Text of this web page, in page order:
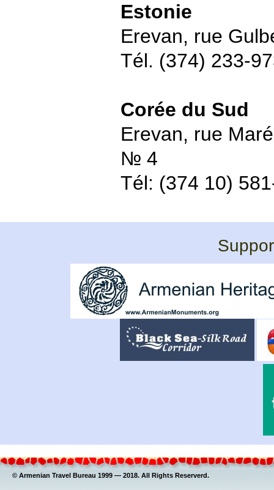
Estonie
Erevan, rue
Tél. (374) 233-
Corée du Sud
Erevan, rue
№ 4
Tél: (374 10)
© Armenian Travel Bureau 1999 — 2018. All Rights Reserverd.